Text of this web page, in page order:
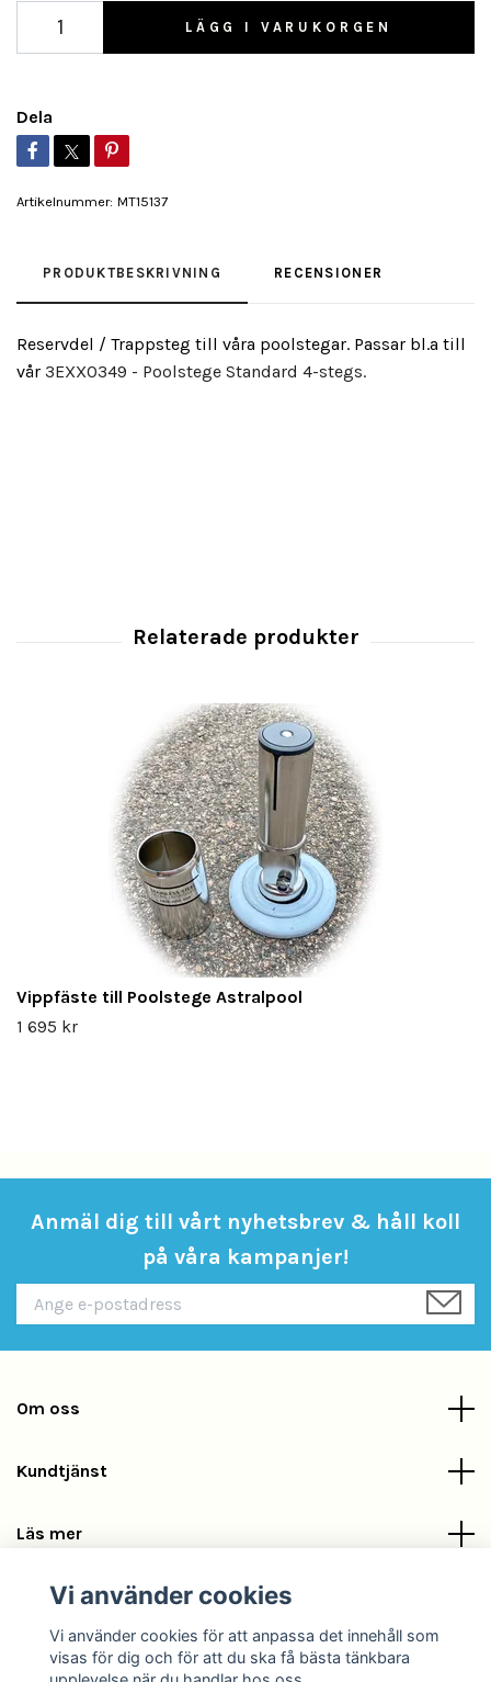
LÄGG I VARUKORGEN
Dela
Artikelnummer: MT15137
PRODUKTBESKRIVNING RECENSIONER
Reservdel / Trappsteg till våra poolstegar. Passar bl.a till
vår 3EXX0349 - Poolstege Standard 4-stegs.
Vippfäste till Poolstege Astralpool
1 695 kr
Anmäl dig till vårt nyhetsbrev & håll koll
på våra kampanjer!
Om oss
Kundtjänst
Läs mer
Sociala medier
Vi använder cookies
Vi använder cookies för att anpassa det innehåll som
visas för dig och för att du ska få bästa tänkbara